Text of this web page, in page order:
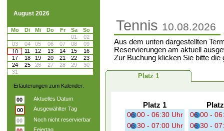
August 2026
Mo Di Mi Do Fr Sa
So
01
02
03
04 05 06 07 08
09
10
11 12 13 14 15
16
17
18 19 20 21 22
23
24
25 26 27 28 29
30
31
Erläuterungen zum Kalender:
00
Aktuelles Datum
00
Ausgewählter Tag
00
Noch nicht reservierbar
Feiertag
Tennis 10.08.2026
Aus dem unten dargestellten
Reservierungen am aktuell
Zur Buchung klicken Sie bitte die
Platz 1
Platz 1
06:00 - 06:30 Uhr
06:30 - 07:00 Uhr
06:00 -
06:30 -